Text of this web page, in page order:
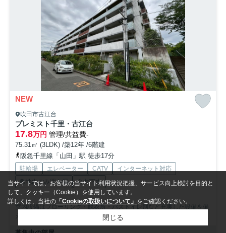
NEW
吹田市古江台
プレミスト千里・古江台
17.8万円 管理/共益費-
75.31㎡ (3LDK) /築12年 /6階建
阪急千里線「山田」駅 徒歩17分
駐輪場 エレベーター CATV
インターネット対応
敷地内ごみ置き場
公共下水
室内設備はフローリング・脱衣所・バストイレ別など充実した設備を備
え付けています。指定期日は2026年8月となっております...
当サイトでは、お客様の当サイト利用状況把握、サービス向上検討を目的と
して、クッキー（Cookie）を使用しています。
詳しくは、当社の 「Cookieの取扱いについて」 をご確認ください。
閉じる